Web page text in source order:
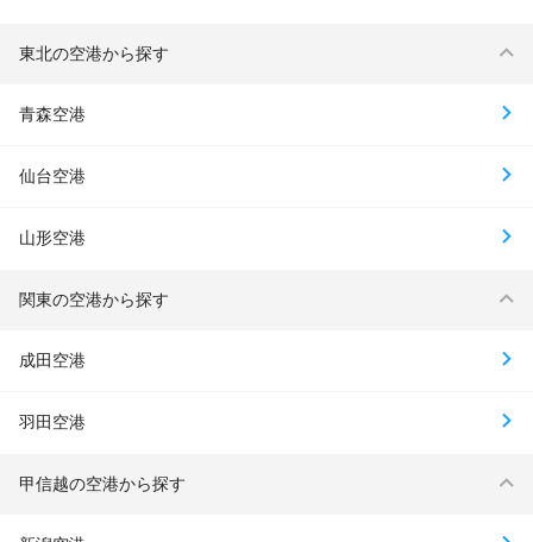
東北の空港から探す
青森空港
仙台空港
山形空港
関東の空港から探す
成田空港
羽田空港
甲信越の空港から探す